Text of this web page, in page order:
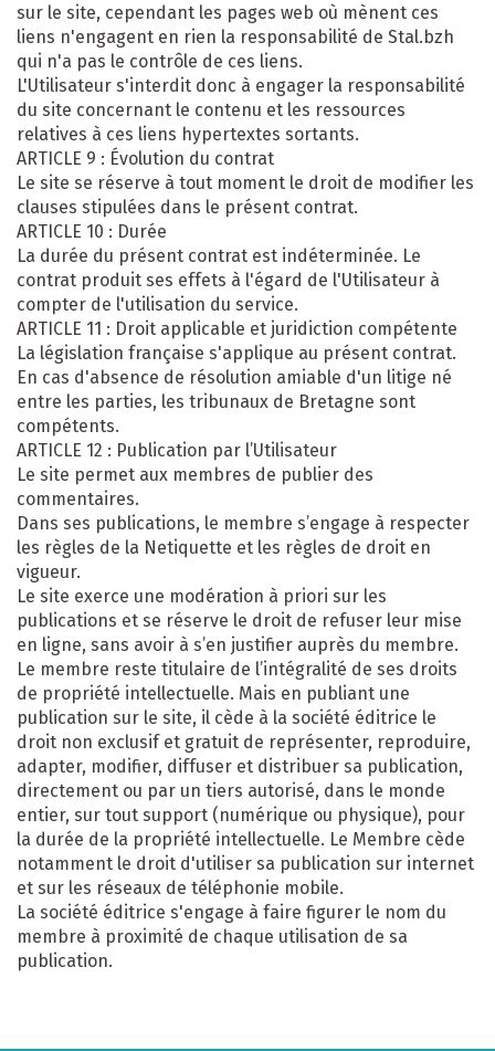
sur le site, cependant les pages web où mènent ces
liens n'engagent en rien la responsabilité de Stal.bzh
qui n'a pas le contrôle de ces liens.
L'Utilisateur s'interdit donc à engager la responsabilité
du site concernant le contenu et les ressources
relatives à ces liens hypertextes sortants.
ARTICLE 9 : Évolution du contrat
Le site se réserve à tout moment le droit de modifier les
clauses stipulées dans le présent contrat.
ARTICLE 10 : Durée
La durée du présent contrat est indéterminée. Le
contrat produit ses effets à l'égard de l'Utilisateur à
compter de l'utilisation du service.
ARTICLE 11 : Droit applicable et juridiction compétente
La législation française s'applique au présent contrat.
En cas d'absence de résolution amiable d'un litige né
entre les parties, les tribunaux de Bretagne sont
compétents.
ARTICLE 12 : Publication par l’Utilisateur
Le site permet aux membres de publier des
commentaires.
Dans ses publications, le membre s’engage à respecter
les règles de la Netiquette et les règles de droit en
vigueur.
Le site exerce une modération à priori sur les
publications et se réserve le droit de refuser leur mise
en ligne, sans avoir à s’en justifier auprès du membre.
Le membre reste titulaire de l’intégralité de ses droits
de propriété intellectuelle. Mais en publiant une
publication sur le site, il cède à la société éditrice le
droit non exclusif et gratuit de représenter, reproduire,
adapter, modifier, diffuser et distribuer sa publication,
directement ou par un tiers autorisé, dans le monde
entier, sur tout support (numérique ou physique), pour
la durée de la propriété intellectuelle. Le Membre cède
notamment le droit d'utiliser sa publication sur internet
et sur les réseaux de téléphonie mobile.
La société éditrice s'engage à faire figurer le nom du
membre à proximité de chaque utilisation de sa
publication.